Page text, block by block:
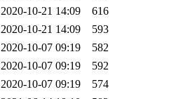
2020-10-21 14:09
616
2020-10-21 14:09
593
2020-10-07 09:19
582
2020-10-07 09:19
592
2020-10-07 09:19
574